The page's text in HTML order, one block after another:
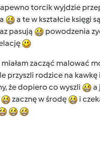
torcik wyjdzie
a te w kształcie księgi
pasują
powodzenia
miałam zacząć malować
przyszli rodzice na kawkę
że dopiero co wyszli
a
zacznę w środę
i